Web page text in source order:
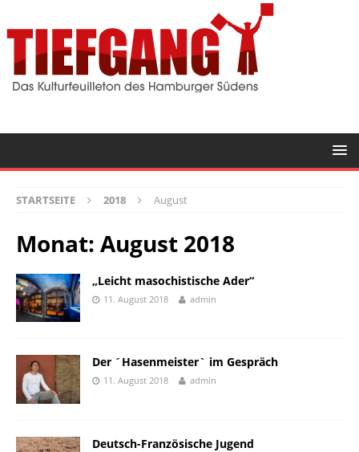
STARTSEITE 2018 August
Monat: August 2018
„Leicht masochistische Ader“
11. August 2018 admin
Der ´Hasenmeister` im Gespräch
11. August 2018 admin
Deutsch-Französische Jugend